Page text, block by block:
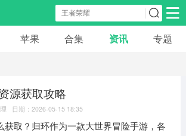
安卓游戏
角色扮演
苹果 合集 资讯 专题
源获取攻略
日期：2026-05-15 18:35
获取？归环作为一款大世界冒险手游，各